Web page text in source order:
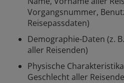
Vorgangsnummer,
Reisepassdaten)
Demographie-Daten (z.
aller Reisenden)
Physische
Geschlecht aller